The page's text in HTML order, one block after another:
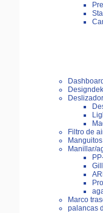
Filtro de
Manillar/
Marco
palancas